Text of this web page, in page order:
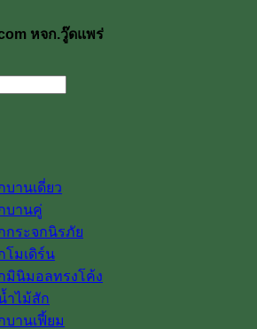
หจก.วู๊ดแพร่
บานเดี่ยว
บานคู่
กระจกนิรภัย
โมเดิร์น
มินิมอลทรงโค้ง
ำไม้สัก
บานเฟี้ยม